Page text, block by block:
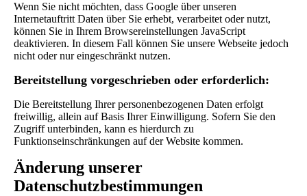
Wenn Sie nicht möchten, dass Google über unseren
Internetauftritt Daten über Sie erhebt, verarbeitet oder nutzt,
können Sie in Ihrem Browsereinstellungen JavaScript
deaktivieren. In diesem Fall können Sie unsere Webseite jedoch
nicht oder nur eingeschränkt nutzen.
Bereitstellung vorgeschrieben oder erforderlich:
Die Bereitstellung Ihrer personenbezogenen Daten erfolgt
freiwillig, allein auf Basis Ihrer Einwilligung. Sofern Sie den
Zugriff unterbinden, kann es hierdurch zu
Funktionseinschränkungen auf der Website kommen.
Änderung unserer
Datenschutzbestimmungen